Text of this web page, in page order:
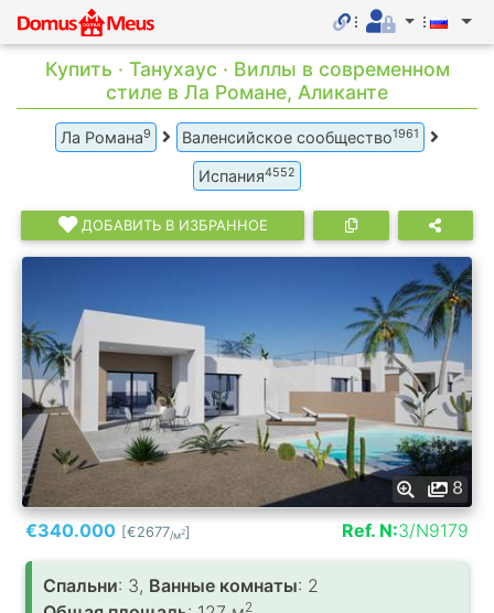
Купить · Танухаус · Виллы в современном
стиле в Ла Романе, Аликанте
Ла Романа9 Валенсийское сообщество1961
Испания4552
ДОБАВИТЬ В ИЗБРАННОЕ
8
€340.000 [€2677/м2] Ref. N:3/N9179
Спальни: 3, Ванные комнаты: 2
2